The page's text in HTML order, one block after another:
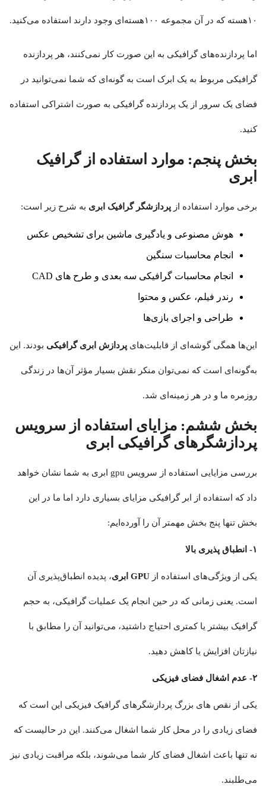
۱۰هسته که در آن مجموعه ۱۰۰هسته‌ای وجود دارند استفاده می‌کنید.
اما پردازنده‌های گرافیکی به این صورت کار نمی‌کنند، هر پردازنده
گرافیکی مربوط به یک ابرک است به گونه‌ای که شما نمی‌توانید در
فضای یک سرور از یک پردازنده گرافیکی به صورت اشتراکی استفاده
کنید.
بخش پنجم: موارد استفاده از گرافیک
ابری
برخی موارد استفاده از پردازشگر گرافیک ابری به شرح زیر است:
هوش مصنوعی و یادگیری ماشین برای تشخیص عکس
انجام محاسبات سنگین
انجام محاسبات گرافیکی سه بعدی و طرح های CAD
رندر فیلم، عکس و محتوا
طراحی و اجرای بازی‌ها
این‌ها همگی گوشه‌ای از قابلیت‌های پردازش ابری گرافیکی بودند. این
به‌گونه‌ای است که نمی‌توان منکر نقش بسیار مؤثر آن‌ها در زندگی
روزمره ما و در هر زمینه‌ای شد.
بخش ششم: مزایای استفاده از سرویس
پردازشگر‌های گرافیکی ابری
بررسی مزایایی استفاده از سرویس gpu ابری به شما نشان خواهد
داد که استفاده از ابر گرافیکی مزایای بسیاری دارد اما ما در این
بخش تنها پنج بخش مهمتر آن را آورده‌ایم:
۱- انطباق پذیری بالا
یکی از ویژگی‌های استفاده از GPU ابری ، پدیده انطباق‌پذیری آن
است. یعنی زمانی که در حین انجام یک عملیات گرافیکی، به حجم
گرافیک بیشتر یا کمتری احتیاج داشتید، می‌توانید آن را مطابق با
نیازتان افزایش یا کاهش دهید.
۲- عدم اشغال فضای فیزیکی
یکی از نقص های بزرگ پردازشگرهای گرافیک فیزیکی این است که
فضای زیادی را در محل کار شما اشغال می‌کنند. این در حالیست که
نه تنها باعث اشغال فضای کار شما می‌شوند، بلکه مراقبت زیادی نیز
می‌طلبند.